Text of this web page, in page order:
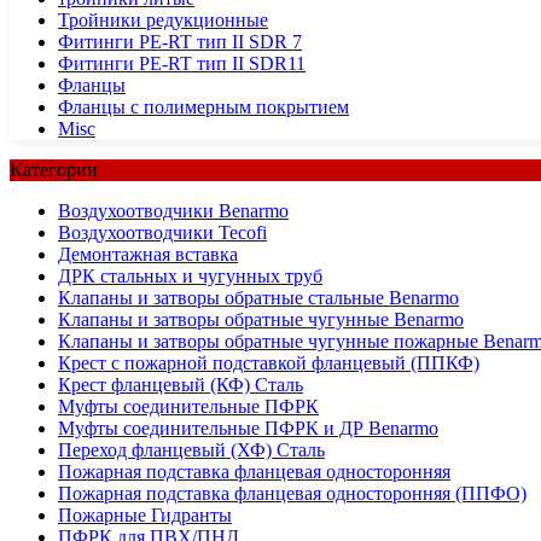
Тройники редукционные
Фитинги PE-RT тип II SDR 7
Фитинги PE-RT тип II SDR11
Фланцы
Фланцы с полимерным покрытием
Misc
Категории
Воздухоотводчики Benarmo
Воздухоотводчики Tecofi
Демонтажная вставка
ДРК стальных и чугунных труб
Клапаны и затворы обратные стальные Benarmo
Клапаны и затворы обратные чугунные Benarmo
Клапаны и затворы обратные чугунные пожарные
Крест с пожарной подставкой фланцевый (ППКФ)
Крест фланцевый (КФ) Сталь
Муфты соединительные ПФРК
Муфты соединительные ПФРК и ДР Benarmo
Переход фланцевый (ХФ) Сталь
Пожарная подставка фланцевая односторонняя
Пожарная подставка фланцевая односторонняя (ППФО)
Пожарные Гидранты
ПФРК для ПВХ/ПНД